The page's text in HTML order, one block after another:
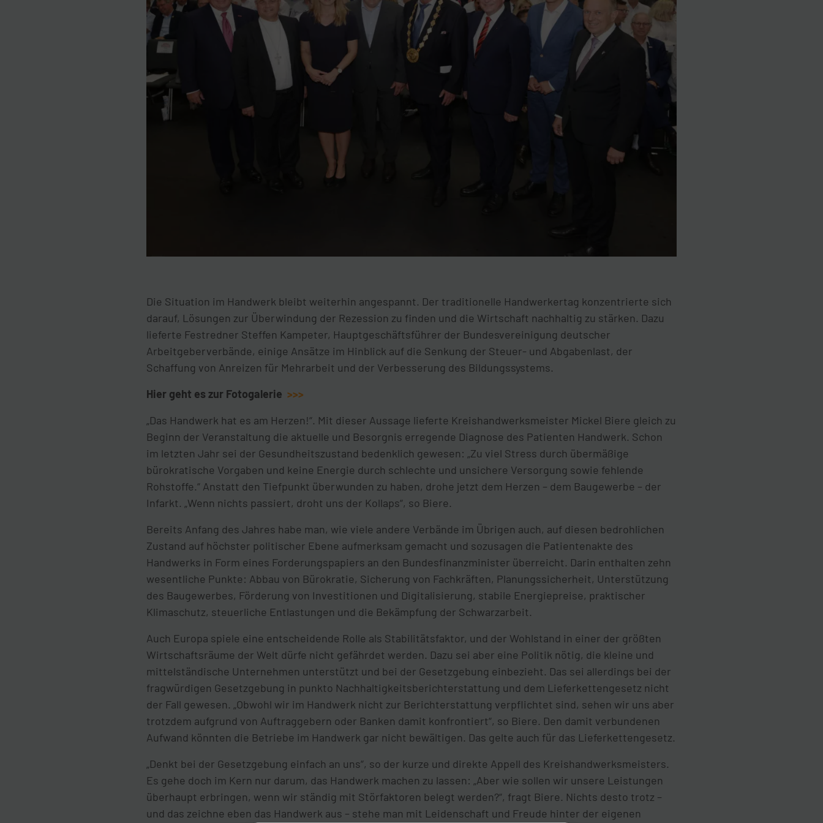
Die Situation im Handwerk bleibt weiterhin angespannt. Der traditionelle Handwerkertag konzentrierte sich
darauf, Lösungen zur Überwindung der Rezession zu finden und die Wirtschaft nachhaltig zu stärken. Dazu
lieferte Festredner Steffen Kampeter, Hauptgeschäftsführer der Bundesvereinigung deutscher
Arbeitgeberverbände, einige Ansätze im Hinblick auf die Senkung der Steuer- und Abgabenlast, der
Schaffung von Anreizen für Mehrarbeit und der Verbesserung des Bildungssystems.
Hier geht es zur Fotogalerie >>>
„Das Handwerk hat es am Herzen!“. Mit dieser Aussage lieferte Kreishandwerksmeister Mickel Biere gleich zu
Beginn der Veranstaltung die aktuelle und Besorgnis erregende Diagnose des Patienten Handwerk. Schon
im letzten Jahr sei der Gesundheitszustand bedenklich gewesen: „Zu viel Stress durch übermäßige
bürokratische Vorgaben und keine Energie durch schlechte und unsichere Versorgung sowie fehlende
Rohstoffe.“ Anstatt den Tiefpunkt überwunden zu haben, drohe jetzt dem Herzen – dem Baugewerbe – der
Infarkt. „Wenn nichts passiert, droht uns der Kollaps“, so Biere.
Bereits Anfang des Jahres habe man, wie viele andere Verbände im Übrigen auch, auf diesen bedrohlichen
Zustand auf höchster politischer Ebene aufmerksam gemacht und sozusagen die Patientenakte des
Handwerks in Form eines Forderungspapiers an den Bundesfinanzminister überreicht. Darin enthalten zehn
wesentliche Punkte: Abbau von Bürokratie, Sicherung von Fachkräften, Planungssicherheit, Unterstützung
des Baugewerbes, Förderung von Investitionen und Digitalisierung, stabile Energiepreise, praktischer
Klimaschutz, steuerliche Entlastungen und die Bekämpfung der Schwarzarbeit.
Auch Europa spiele eine entscheidende Rolle als Stabilitätsfaktor, und der Wohlstand in einer der größten
Wirtschaftsräume der Welt dürfe nicht gefährdet werden. Dazu sei aber eine Politik nötig, die kleine und
mittelständische Unternehmen unterstützt und bei der Gesetzgebung einbezieht. Das sei allerdings bei der
fragwürdigen Gesetzgebung in punkto Nachhaltigkeitsberichterstattung und dem Lieferkettengesetz nicht
der Fall gewesen. „Obwohl wir im Handwerk nicht zur Berichterstattung verpflichtet sind, sehen wir uns aber
trotzdem aufgrund von Auftraggebern oder Banken damit konfrontiert“, so Biere. Den damit verbundenen
Aufwand könnten die Betriebe im Handwerk gar nicht bewältigen. Das gelte auch für das Lieferkettengesetz.
„Denkt bei der Gesetzgebung einfach an uns“, so der kurze und direkte Appell des Kreishandwerksmeisters.
Es gehe doch im Kern nur darum, das Handwerk machen zu lassen: „Aber wie sollen wir unsere Leistungen
überhaupt erbringen, wenn wir ständig mit Störfaktoren belegt werden?“, fragt Biere. Nichts desto trotz –
und das zeichne eben das Handwerk aus – stehe man mit Leidenschaft und Freude hinter der eigenen